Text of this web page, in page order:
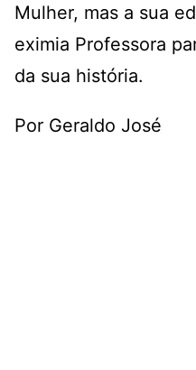
Mulher, mas a sua
eximia Professora
da sua história.
Por Geraldo José